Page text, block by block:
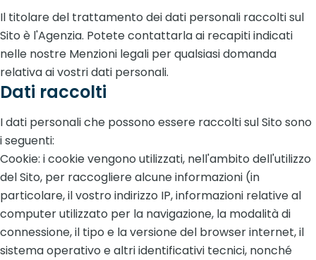
Il titolare del trattamento dei dati personali raccolti sul
Sito è l'Agenzia. Potete contattarla ai recapiti indicati
nelle nostre Menzioni legali per qualsiasi domanda
relativa ai vostri dati personali.
Dati raccolti
I dati personali che possono essere raccolti sul Sito sono
i seguenti:
Cookie: i cookie vengono utilizzati, nell'ambito dell'utilizzo
del Sito, per raccogliere alcune informazioni (in
particolare, il vostro indirizzo IP, informazioni relative al
computer utilizzato per la navigazione, la modalità di
connessione, il tipo e la versione del browser internet, il
sistema operativo e altri identificativi tecnici, nonché